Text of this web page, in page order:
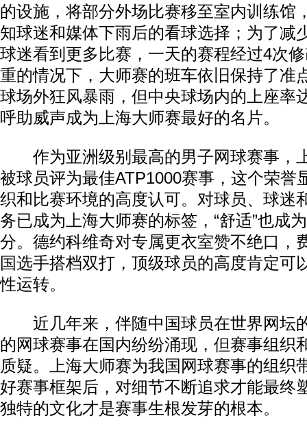
的设施，将部分外场比赛移至室内训练馆
知球迷和媒体下雨后的看球选择；为了减
球迷看到更多比赛，一天的赛程经过4次
重的情况下，大师赛的班车依旧保持了准
球场外狂风暴雨，但中央球场内的上座率
呼助威声成为上海大师赛最好的名片。
作为亚洲级别最高的男子网球赛事，
被球员评为最佳ATP1000赛事，这个荣誉
织和比赛环境的高度认可。对球员、球迷
务已成为上海大师赛的标签，“舒适”也成
分。德约科维奇对专属更衣室赞不绝口，
国选手搭档双打，顶级球员的高度肯定可
性运转。
近几年来，伴随中国球员在世界网坛
的网球赛事在国内纷纷涌现，但赛事组织
质疑。上海大师赛为我国网球赛事的组织
好赛事框架后，对细节不断追求才能最终
独特的文化才是赛事生根发芽的根本。